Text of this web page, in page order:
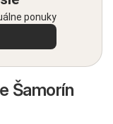
ponuky
Šamorín